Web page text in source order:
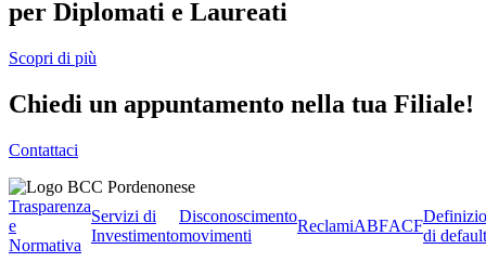
per Diplomati e Laureati
Scopri di più
Chiedi un appuntamento nella tua Filiale!
Contattaci
Trasparenza
e
Normativa
Servizi di
Investimento
Disconoscimento
movimenti
ReclamiABFACF
di default